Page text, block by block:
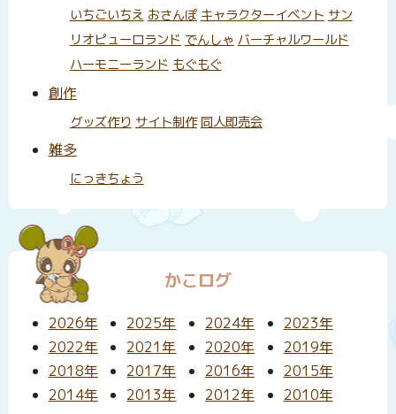
いちごいちえ おさんぽ キャラクターイベント サン
リオピューロランド でんしゃ バーチャルワールド
ハーモニーランド もぐもぐ
創作
グッズ作り サイト制作 同人即売会
雑多
にっきちょう
かこログ
2026年 2025年 2024年
2023年
2022年
2021年 2020年
2019年
2018年
2017年 2016年
2015年
2014年
2013年 2012年 2010年